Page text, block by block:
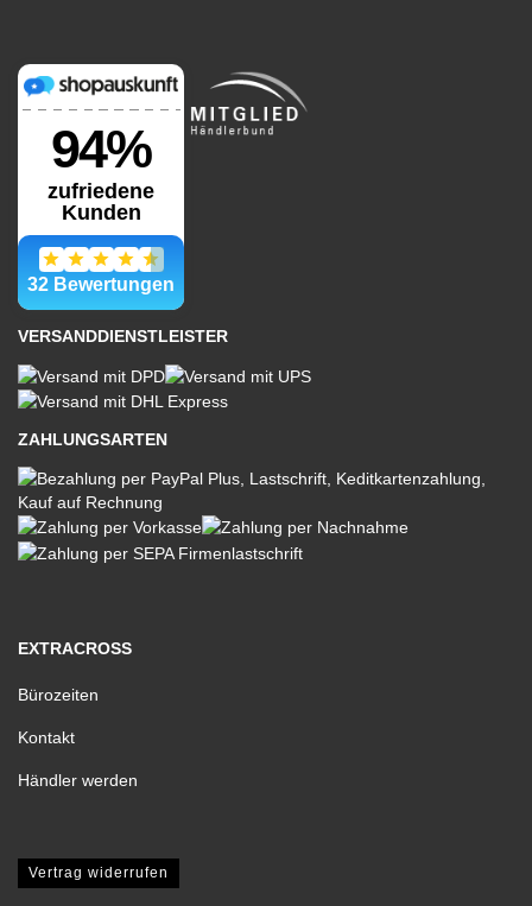
VERSANDDIENSTLEISTER
ZAHLUNGSARTEN
EXTRACROSS
Bürozeiten
Kontakt
Händler werden
Vertrag widerrufen